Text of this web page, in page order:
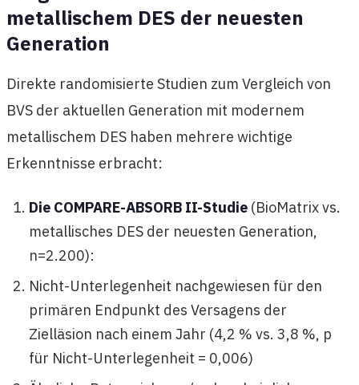
metallischem DES der neuesten
Generation
Direkte randomisierte Studien zum Vergleich von
BVS der aktuellen Generation mit modernem
metallischem DES haben mehrere wichtige
Erkenntnisse erbracht:
Die COMPARE-ABSORB II-Studie (BioMatrix vs.
metallisches DES der neuesten Generation,
n=2.200):
Nicht-Unterlegenheit nachgewiesen für den
primären Endpunkt des Versagens der
Zielläsion nach einem Jahr (4,2 % vs. 3,8 %, p
für Nicht-Unterlegenheit = 0,006)